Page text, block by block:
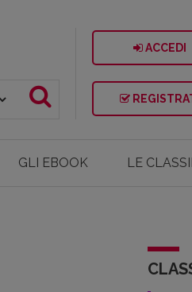
ACCEDI
GLI EBOOK LE